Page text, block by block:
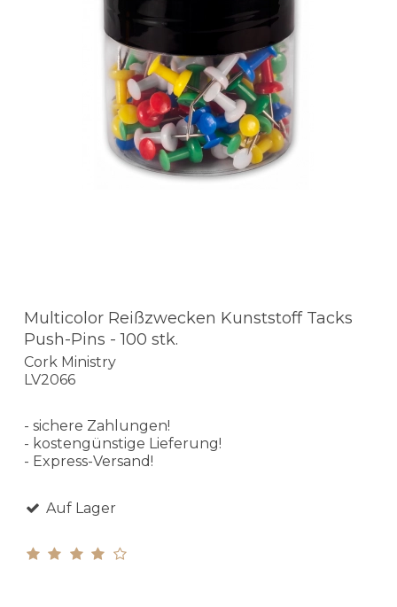
Multicolor Reißzwecken Kunststoff Tacks
Push-Pins - 100 stk.
Cork Ministry
LV2066
- sichere Zahlungen!
- kostengünstige Lieferung!
- Express-Versand!
Auf Lager